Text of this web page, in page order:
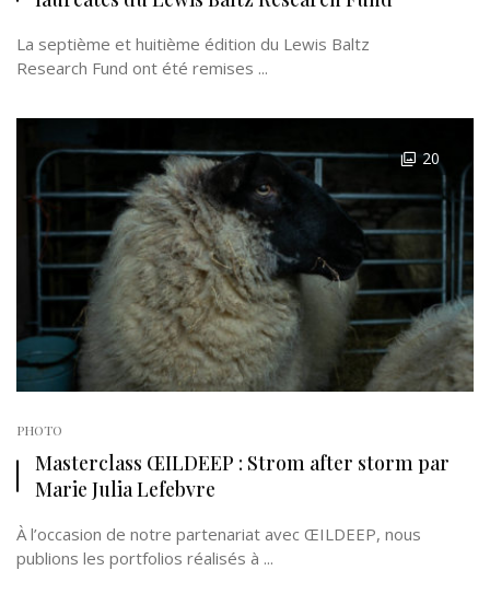
La septième et huitième édition du Lewis Baltz
Research Fund ont été remises ...
20
PHOTO
Masterclass ŒILDEEP : Strom after storm par
Marie Julia Lefebvre
À l’occasion de notre partenariat avec ŒILDEEP, nous
publions les portfolios réalisés à ...